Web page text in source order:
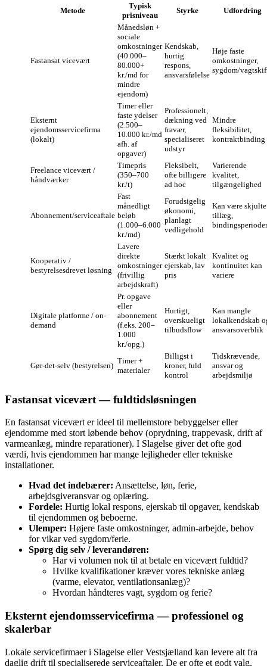
Metode
Typisk
prisniveau
Styrke Udfordring
Fastansat vicevært
Månedsløn +
sociale
omkostninger
(40.000–
80.000+
kr./md for
mindre
ejendom)
Kendskab,
hurtig
respons,
ansvarsfølelse
Høje faste
omkostninger,
sygdom/
Eksternt
ejendomsservicefirma
(lokalt)
Timer eller
faste ydelser
(2.500–
10.000 kr./md
afh. af
opgaver)
Professionelt,
dækning ved
fravær,
specialiseret
udstyr
Mindre
fleksibilitet,
kontraktbinding
Freelance vicevært /
håndværker
Timepris
(350–700
kr./t)
Fleksibelt,
ofte billigere
ad hoc
Varierende
kvalitet,
tilgængelighed
Abonnement/serviceaftale
Fast
månedligt
beløb
(1.000–6.000
kr./md)
Forudsigelig
økonomi,
planlagt
vedligehold
Kan være skjulte
tillæg,
bindingsperioder
Kooperativ /
bestyrelsesdrevet løsning
Lavere
direkte
omkostninger
(frivillig
arbejdskraft)
Stærkt lokalt
ejerskab, lav
pris
Kvalitet og
kontinuitet kan
variere
Digitale platforme / on-
demand
Pr. opgave
eller
abonnement
(f.eks. 200–
1.000
kr./opg.)
Hurtigt,
overskueligt
tilbudsflow
Kan mangle
lokalkendskab
ansvarsoverblik
Gør‑det‑selv (bestyrelsen)
Timer +
materialer
Billigst i
kroner, fuld
kontrol
Tidskrævende,
ansvar og
arbejdsmiljø
Fastansat vicevært — fuldtidsløsningen
En fastansat vicevært er ideel til mellemstore bebyggelser eller
ejendomme med stort løbende behov (oprydning, trappevask, drift af
varmeanlæg, mindre reparationer). I Slagelse giver det ofte god
værdi, hvis ejendommen har mange lejligheder eller tekniske
installationer.
Hvad det indebærer: Ansættelse, løn, ferie,
arbejdsgiveransvar og oplæring.
Fordele: Hurtig lokal respons, ejerskab til opgaver, kendskab
til ejendommen og beboerne.
Ulemper: Højere faste omkostninger, admin‑arbejde, behov
for vikar ved sygdom/ferie.
Spørg dig selv / leverandøren:
Har vi volumen nok til at betale en vicevært fuldtid?
Hvilke kvalifikationer kræver vores tekniske anlæg
(varme, elevator, ventilationsanlæg)?
Hvordan håndteres vagt, sygdom og ferie?
Eksternt ejendomsservicefirma — professionel og
skalerbar
Lokale servicefirmaer i Slagelse eller Vestsjælland kan levere alt fra
daglig drift til specialiserede serviceaftaler. De er ofte et godt valg,